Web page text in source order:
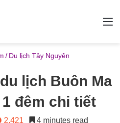
/ Du lịch Tây Nguyên
lịch Buôn Ma
đêm chi tiết
2.421 4 minutes read